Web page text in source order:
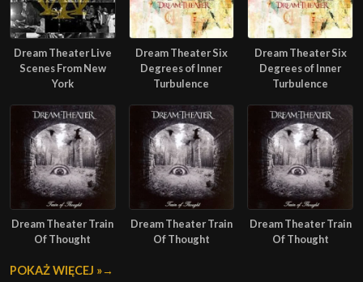
Dream Theater Live
Scenes From New
York
Dream Theater Six
Degrees of Inner
Turbulence
Dream Theater Six
Degrees of Inner
Turbulence
Dream Theater Train
Of Thought
Dream Theater Train
Of Thought
Dream Theater Train
Of Thought
POKAŻ WIĘCEJ »